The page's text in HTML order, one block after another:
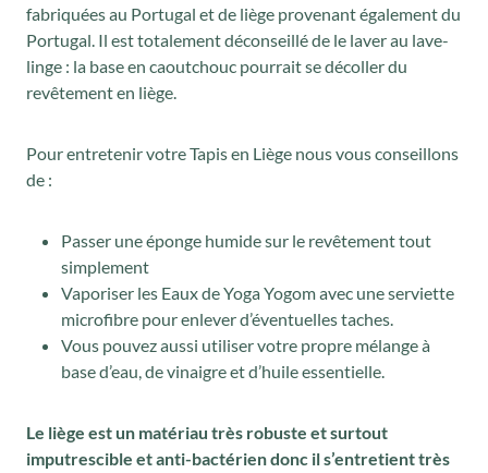
fabriquées au Portugal et de liège provenant également du
Portugal. Il est totalement déconseillé de le laver au lave-
linge : la base en caoutchouc pourrait se décoller du
revêtement en liège.
Pour entretenir votre Tapis en Liège nous vous conseillons
de :
Passer une éponge humide sur le revêtement tout
simplement
Vaporiser les Eaux de Yoga Yogom avec une serviette
microfibre pour enlever d’éventuelles taches.
Vous pouvez aussi utiliser votre propre mélange à
base d’eau, de vinaigre et d’huile essentielle.
Le liège est un matériau très robuste et surtout
imputrescible et anti-bactérien donc il s’entretient très